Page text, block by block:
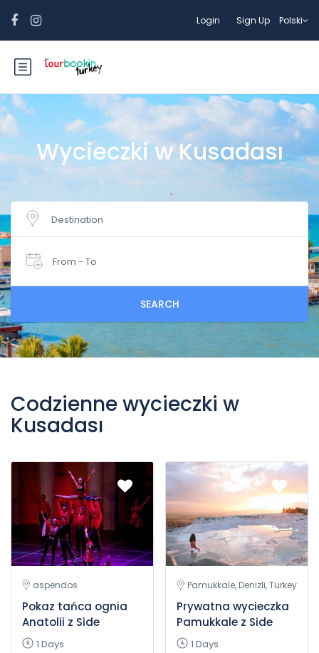
Login Sign Up Polski
Wycieczki w Kusadası
Destination
From - To
SEARCH
Codzienne wycieczki w
Kusadası
aspendos
Pokaz tańca ognia
Anatolii z Side
1 Days
Pamukkale, Denizli, Turkey
Prywatna wycieczka
Pamukkale z Side
1 Days